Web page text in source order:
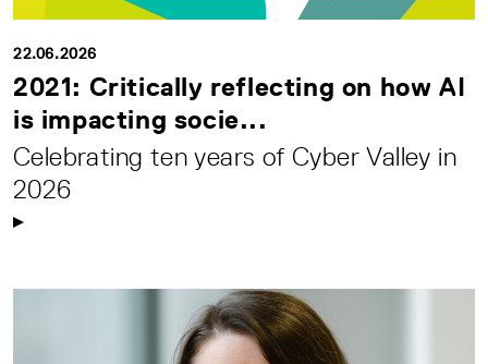
22.06.2026
2021: Critically reflecting on how AI
is impacting socie...
Celebrating ten years of Cyber Valley in
2026